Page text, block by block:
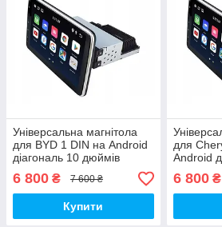
Універсальна магнітола
для BYD 1 DIN на Android
діагональ 10 дюймів
6 800 ₴ 7 600 ₴
Купити
для
Android
дюймів
6 800₴